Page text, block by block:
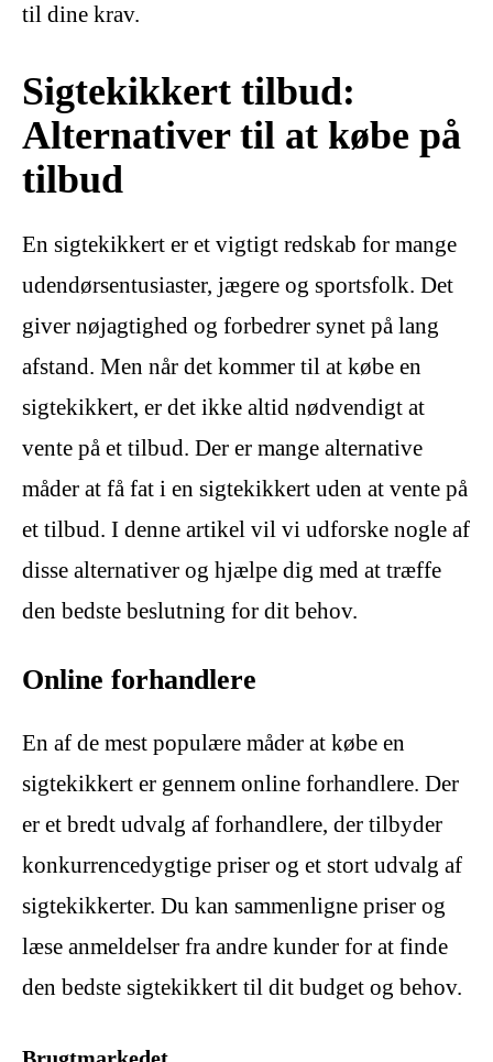
til dine krav.
Sigtekikkert tilbud:
Alternativer til at købe på
tilbud
En sigtekikkert er et vigtigt redskab for mange
udendørsentusiaster, jægere og sportsfolk. Det
giver nøjagtighed og forbedrer synet på lang
afstand. Men når det kommer til at købe en
sigtekikkert, er det ikke altid nødvendigt at
vente på et tilbud. Der er mange alternative
måder at få fat i en sigtekikkert uden at vente på
et tilbud. I denne artikel vil vi udforske nogle af
disse alternativer og hjælpe dig med at træffe
den bedste beslutning for dit behov.
Online forhandlere
En af de mest populære måder at købe en
sigtekikkert er gennem online forhandlere. Der
er et bredt udvalg af forhandlere, der tilbyder
konkurrencedygtige priser og et stort udvalg af
sigtekikkerter. Du kan sammenligne priser og
læse anmeldelser fra andre kunder for at finde
den bedste sigtekikkert til dit budget og behov.